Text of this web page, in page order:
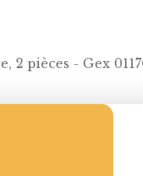
2 pièces - Gex